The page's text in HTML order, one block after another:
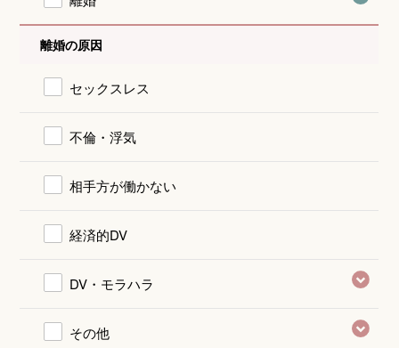
離婚の原因
セックスレス
不倫・浮気
相手方が働かない
経済的DV
DV・モラハラ
その他